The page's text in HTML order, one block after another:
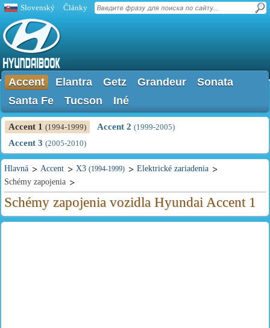
Slovenský Články
Accent Elantra Getz Grandeur
Sonata
Santa Fe
Tucson Iné
Accent 1 (1994-1999) Accent 2 (1999-2005)
Accent 3 (2005-2010)
Hlavná Accent X3 (1994-1999)
Elektrické zariadenia
Schémy zapojenia
Schémy zapojenia vozidla Hyundai Accent 1